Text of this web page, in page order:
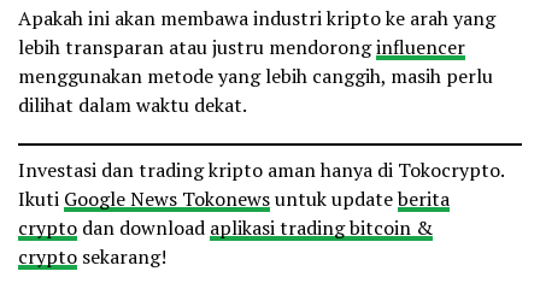
Apakah ini akan membawa industri kripto ke arah yang
lebih transparan atau justru mendoronginfluencer
menggunakan metode yang lebih canggih, masih perlu
dilihat dalam waktu dekat.
Investasi dan trading kripto aman hanya di Tokocrypto.
Ikuti Google News Tokonewsuntuk updateberita
crypto dan download aplikasi trading bitcoin &
crypto sekarang!